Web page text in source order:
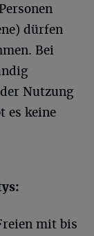
dürfen
Bei
Nutzung
es keine
mit bis